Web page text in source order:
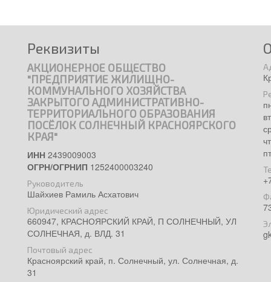
Реквизиты
АКЦИОНЕРНОЕ ОБЩЕСТВО
"ПРЕДПРИЯТИЕ ЖИЛИЩНО-
КОММУНАЛЬНОГО ХОЗЯЙСТВА
ЗАКРЫТОГО АДМИНИСТРАТИВНО-
ТЕРРИТОРИАЛЬНОГО ОБРАЗОВАНИЯ
ПОСЁЛОК СОЛНЕЧНЫЙ КРАСНОЯРСКОГО
КРАЯ"
ИНН 2439009003
ОГРН/ОГРНИП 1252400003240
Руководитель
Шайхиев Рамиль Асхатович
Юридический адрес
660947, КРАСНОЯРСКИЙ КРАЙ, П СОЛНЕЧНЫЙ, УЛ
СОЛНЕЧНАЯ, д. ВЛД. 31
Почтовый адрес
Красноярский край, п. Солнечный, ул. Солнечная, д.
31